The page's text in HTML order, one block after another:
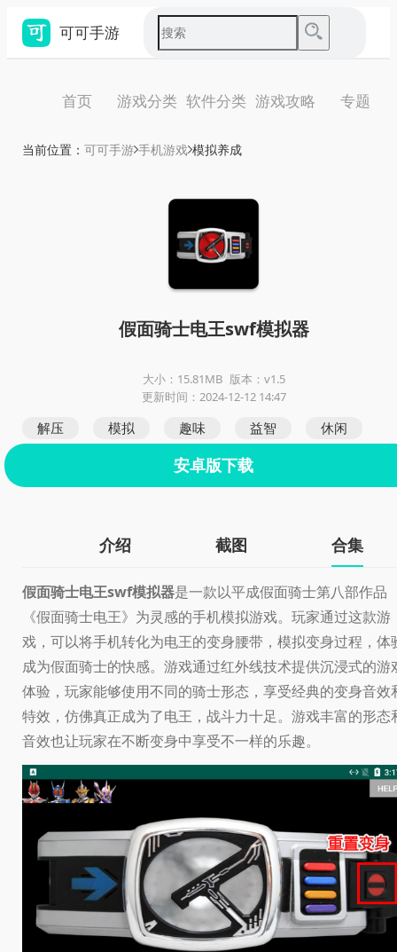
可可手游
首页 游戏分类 软件分类 游戏攻略 专题
当前位置： 可可手游 手机游戏 模拟养成
假面骑士电王swf模拟器
大小：15.81MB 版本：v1.5
更新时间：2024-12-12 14:47
解压 模拟 趣味 益智 休闲
安卓版下载
介绍 截图 合集
假面骑士电王swf模拟器是一款以平成假面骑士第八部作品
《假面骑士电王》为灵感的手机模拟游戏。玩家通过这款游
戏，可以将手机转化为电王的变身腰带，模拟变身过程，体
成为假面骑士的快感。游戏通过红外线技术提供沉浸式的游
体验，玩家能够使用不同的骑士形态，享受经典的变身音效
特效，仿佛真正成为了电王，战斗力十足。游戏丰富的形态
音效也让玩家在不断变身中享受不一样的乐趣。